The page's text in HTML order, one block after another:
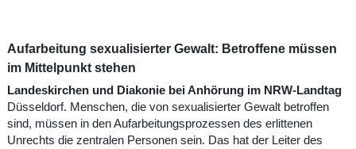
Aufarbeitung sexualisierter Gewalt: Betroffene müssen
im Mittelpunkt stehen
Landeskirchen und Diakonie bei Anhörung im NRW-Landtag
Düsseldorf. Menschen, die von sexualisierter Gewalt betroffen
sind, müssen in den Aufarbeitungsprozessen des erlittenen
Unrechts die zentralen Personen sein. Das hat der Leiter des